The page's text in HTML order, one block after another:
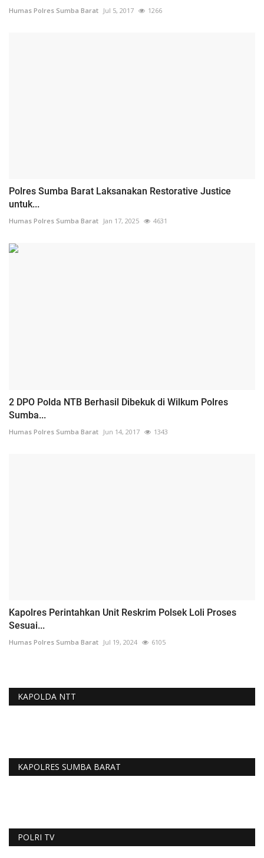
Humas Polres Sumba Barat Jul 5, 2017 1266
Polres Sumba Barat Laksanakan Restorative Justice
untuk...
Humas Polres Sumba Barat Jan 17, 2025 4631
2 DPO Polda NTB Berhasil Dibekuk di Wilkum Polres
Sumba...
Humas Polres Sumba Barat Jun 14, 2017 1343
Kapolres Perintahkan Unit Reskrim Polsek Loli Proses
Sesuai...
Humas Polres Sumba Barat Jul 19, 2024 6105
KAPOLDA NTT
KAPOLRES SUMBA BARAT
POLRI TV